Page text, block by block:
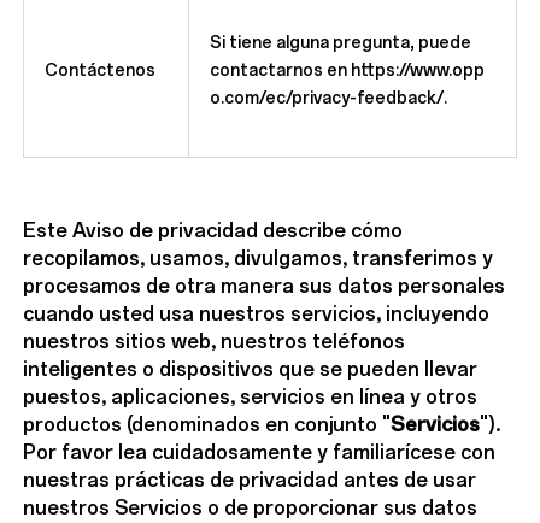
Contáctenos
Si tiene alguna pregunta, puede
contactarnos en https://www.opp
o.com/ec/privacy-feedback/.
Este Aviso de privacidad describe cómo
recopilamos, usamos, divulgamos, transferimos y
procesamos de otra manera sus datos personales
cuando usted usa nuestros servicios, incluyendo
nuestros sitios web, nuestros teléfonos
inteligentes o dispositivos que se pueden llevar
puestos, aplicaciones, servicios en línea y otros
productos (denominados en conjunto "Servicios").
Por favor lea cuidadosamente y familiarícese con
nuestras prácticas de privacidad antes de usar
nuestros Servicios o de proporcionar sus datos